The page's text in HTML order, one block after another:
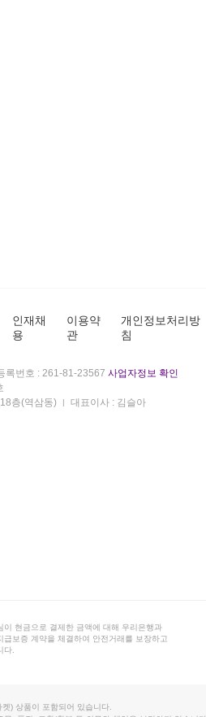
인재채
용
이용약
관
개인정보처리방
침
록번호 : 261-81-23567 사업자정보 확인
층(역삼동)
대표이사 : 김슬아
이 현금으로 결제한 금액에 대해 우리은행과
급보증 계약을 체결하여 안전거래를 보장하고
다.
) 상품이 포함되어 있습니다.